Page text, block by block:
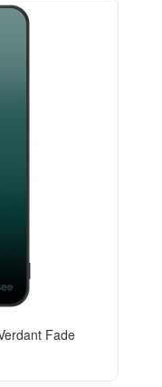
Fade